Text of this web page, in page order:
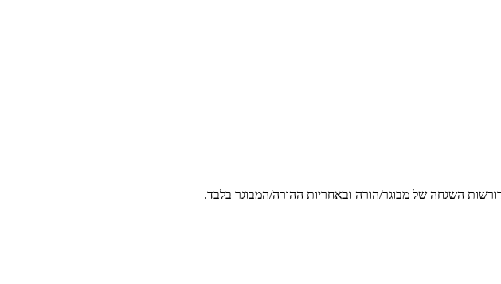
השגחה של מבוגר/הורה ובאחריות ההורה/המבוגר בלבד.